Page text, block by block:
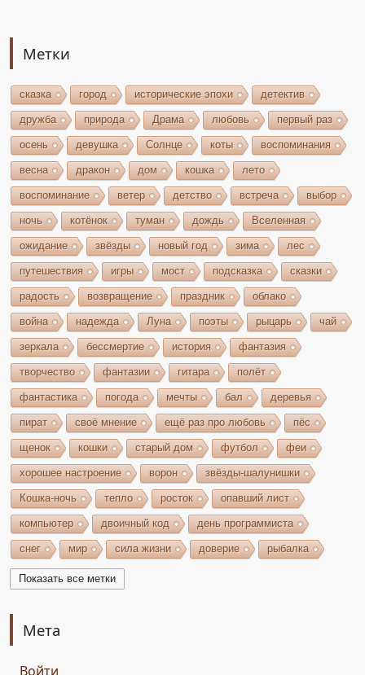
Метки
сказка город исторические эпохи детектив
дружба природа Драма любовь первый раз
осень девушка Солнце коты воспоминания
весна дракон дом кошка лето
воспоминание ветер детство встреча выбор
ночь котёнок туман дождь Вселенная
ожидание звёзды новый год зима лес
путешествия игры мост подсказка сказки
радость возвращение праздник облако
война надежда Луна поэты рыцарь чай
зеркала бессмертие история фантазия
творчество фантазии гитара полёт
фантастика погода мечты бал деревья
пират своё мнение ещё раз про любовь пёс
щенок кошки старый дом футбол феи
хорошее настроение ворон звёзды-шалунишки
Кошка-ночь тепло росток опавший лист
компьютер двоичный код день программиста
снег мир сила жизни доверие рыбалка
волшебство игрушки
возрождение
Показать все метки
Мета
Войти